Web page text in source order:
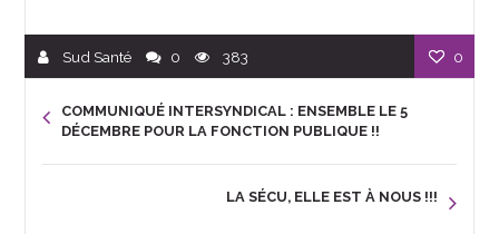
Sud Santé 0 383 0
COMMUNIQUÉ INTERSYNDICAL : ENSEMBLE LE 5
DÉCEMBRE POUR LA FONCTION PUBLIQUE !!
LA SÉCU, ELLE EST À NOUS !!!